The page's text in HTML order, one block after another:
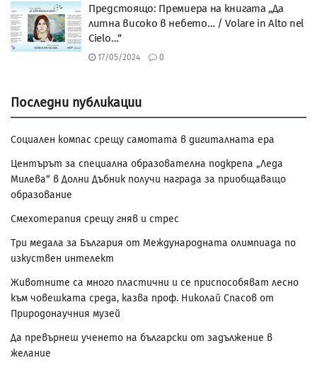
Предстоящо: Премиера на книгата „Да
литна високо в небето… / Volare in Alto nel
Cielo…“
17/05/2024 0
Последни публикации
Социален компас срещу самотата в дигиталната ера
Центърът за специална образователна подкрепа „Леда
Милева“ в Долни Дъбник получи награда за приобщаващо
образование
Смехотерапия срещу гняв и стрес
Три медала за България от Международната олимпиада по
изкуствен интелект
Животните са много пластични и се приспособяват лесно
към човешката среда, казва проф. Николай Спасов от
Природонаучния музей
Да превърнеш ученето на български от задължение в
желание